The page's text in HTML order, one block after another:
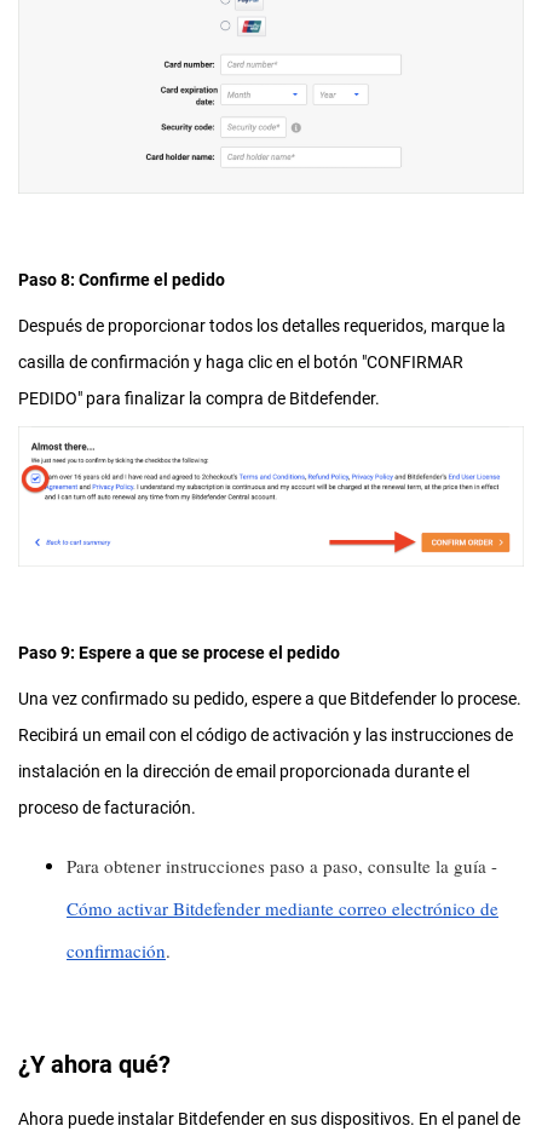
Paso 8: Confirme el pedido
Después de proporcionar todos los detalles requeridos, marque la
casilla de confirmación y haga clic en el botón "CONFIRMAR
PEDIDO" para finalizar la compra de Bitdefender.
Paso 9: Espere a que se procese el pedido
Una vez confirmado su pedido, espere a que Bitdefender lo procese.
Recibirá un email con el código de activación y las instrucciones de
instalación en la dirección de email proporcionada durante el
proceso de facturación.
Para obtener instrucciones paso a paso, consulte la guía -
Cómo activar Bitdefender mediante correo electrónico de
confirmación.
¿Y ahora qué?
Ahora puede instalar Bitdefender en sus dispositivos. En el panel de